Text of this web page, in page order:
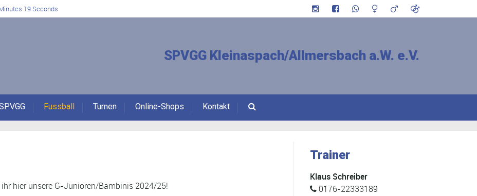
19 Seconds
SPVGG Kleinaspach/Allmersbach a.W. e.V.
Fussball Turnen Online-Shops Kontakt
hier unsere G-Junioren/Bambinis 2024/25!
Trainer
Klaus Schreiber
0176-22333189